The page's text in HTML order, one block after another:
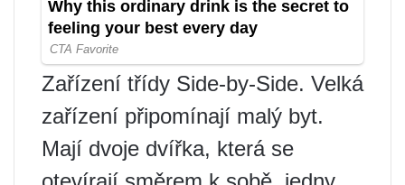
Zařízení třídy Side-by-Side. Velká
zařízení připomínají malý byt.
Mají dvoje dvířka, která se